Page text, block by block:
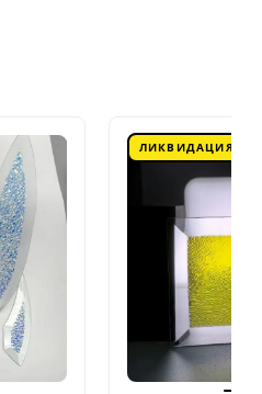
ЛИКВИДАЦИЯ